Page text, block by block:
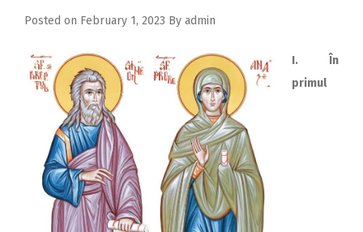
2014
2013
2012
Posted on February 1, 2023 By admin
I. În
primul